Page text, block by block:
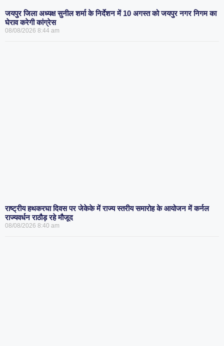
जयपुर जिला अध्यक्ष सुनील शर्मा के निर्देशन में 10 अगस्त को जयपुर नगर निगम का
घेराव करेगी कांग्रेस
08/08/2026 8:44 am
राष्ट्रीय हथकरघा दिवस पर जेकेके में राज्य स्तरीय समारोह के आयोजन में कर्नल
राज्यवर्धन राठौड़ रहे मौजूद
08/08/2026 8:40 am